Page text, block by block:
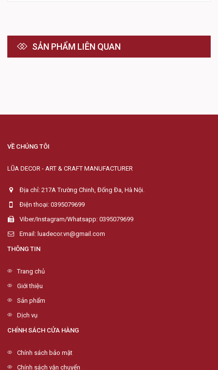
SẢN PHẨM LIÊN QUAN
VỀ CHÚNG TÔI
LŨA DECOR - ART & CRAFT MANUFACTURER
Địa chỉ: 217A Trường Chinh, Đống Đa, Hà Nội.
Điện thoại: 0395079699
Viber/Instagram/Whatsapp: 0395079699
Email: luadecor.vn@gmail.com
THÔNG TIN
Trang chủ
Giới thiệu
Sản phẩm
Dịch vụ
CHÍNH SÁCH CỬA HÀNG
Chính sách bảo mật
Chính sách vận chuyển